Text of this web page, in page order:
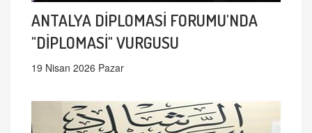
ANTALYA DİPLOMASİ FORUMU'NDA
"DİPLOMASİ" VURGUSU
19 Nisan 2026 Pazar